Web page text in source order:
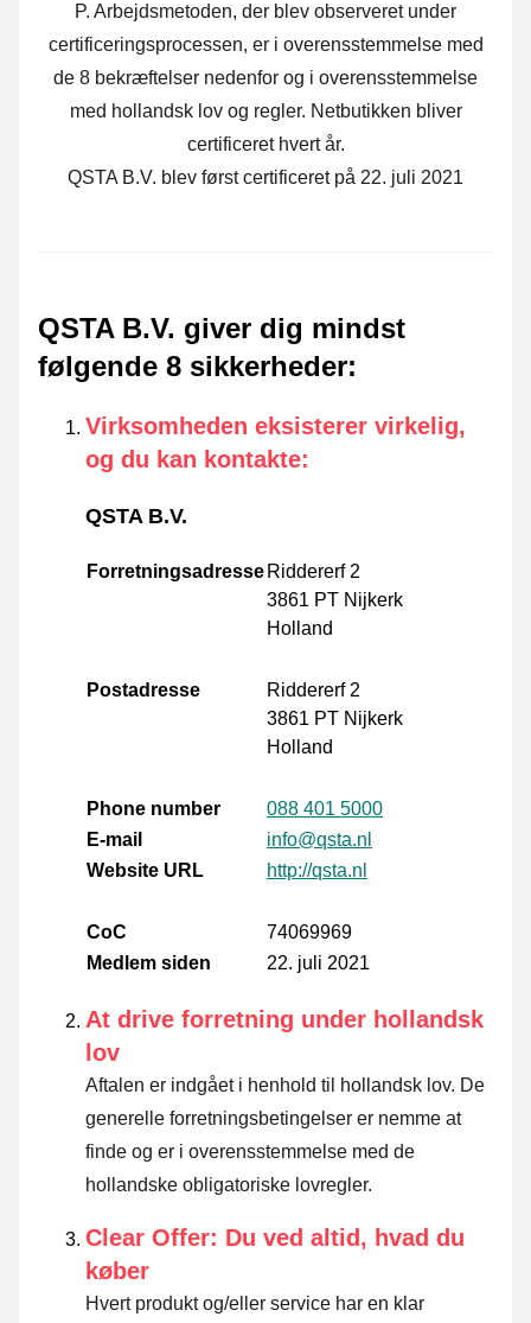
P. Arbejdsmetoden, der blev observeret under
certificeringsprocessen, er i overensstemmelse med
de 8 bekræftelser nedenfor og i overensstemmelse
med hollandsk lov og regler. Netbutikken bliver
certificeret hvert år.
QSTA B.V. blev først certificeret på 22. juli 2021
QSTA B.V. giver dig mindst
følgende 8 sikkerheder:
Virksomheden eksisterer virkelig,
og du kan kontakte:
QSTA B.V.
Forretningsadresse Riddererf 2
3861 PT Nijkerk
Holland
Postadresse
Riddererf 2
3861 PT Nijkerk
Holland
Phone number
088 401 5000
E-mail
info@qsta.nl
Website URL
http://qsta.nl
CoC
74069969
Medlem siden
22. juli 2021
At drive forretning under hollandsk
lov
Aftalen er indgået i henhold til hollandsk lov. De
generelle forretningsbetingelser er nemme at
finde og er i overensstemmelse med de
hollandske obligatoriske lovregler.
Clear Offer: Du ved altid, hvad du
køber
Hvert produkt og/eller service har en klar